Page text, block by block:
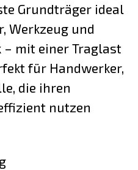
Grundträger ideal
Werkzeug und
– mit einer Traglast
für Handwerker,
die ihren
nutzen